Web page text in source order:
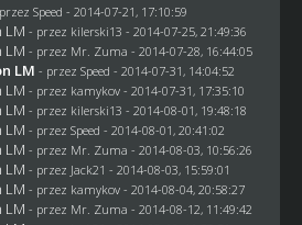
Speed - 2014-07-21, 17:10:59
LM - przez kilerski13 - 2014-07-25, 21:49:36
LM - przez Mr. Zuma - 2014-07-28, 16:44:05
LM - przez Speed - 2014-07-31, 14:04:52
LM - przez kamykov- 2014-07-31, 17:35:10
LM - przez kilerski13 - 2014-08-01, 19:48:18
LM - przez Speed - 2014-08-01, 20:41:02
LM - przez Mr. Zuma - 2014-08-03, 10:56:26
LM - przez Jack21 - 2014-08-03, 15:59:01
LM - przez kamykov- 2014-08-04, 20:58:27
LM - przez Mr. Zuma - 2014-08-12, 11:49:42